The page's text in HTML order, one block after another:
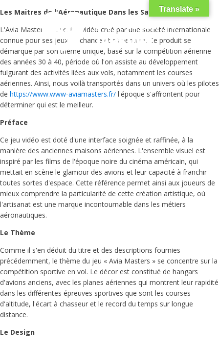
Les Maitres de l'Aéronautique Dans les Salles de Jeu
L'Avia Masters est un jeu vidéo créé par une société internationale
connue pour ses jeux de chance et d'aventure. Ce produit se
démarque par son thème unique, basé sur la compétition aérienne
des années 30 à 40, période où l'on assiste au développement
fulgurant des activités liées aux vols, notamment les courses
aériennes. Ainsi, nous voilà transportés dans un univers où les pilotes
de https://www.www-aviamasters.fr/ l'époque s'affrontent pour
déterminer qui est le meilleur.
Préface
Ce jeu vidéo est doté d'une interface soignée et raffinée, à la
manière des anciennes maisons aériennes. L'ensemble visuel est
inspiré par les films de l'époque noire du cinéma américain, qui
mettait en scène le glamour des avions et leur capacité à franchir
toutes sortes d'espace. Cette référence permet ainsi aux joueurs de
mieux comprendre la particularité de cette création artistique, où
l'artisanat est une marque incontournable dans les métiers
aéronautiques.
Le Thème
Comme il s'en déduit du titre et des descriptions fournies
précédemment, le thème du jeu « Avia Masters » se concentre sur la
compétition sportive en vol. Le décor est constitué de hangars
d'avions anciens, avec les planes aériennes qui montrent leur rapidité
dans les différentes épreuves sportives que sont les courses
d'altitude, l'écart à chasseur et le record du temps sur longue
distance.
Le Design
Translate »